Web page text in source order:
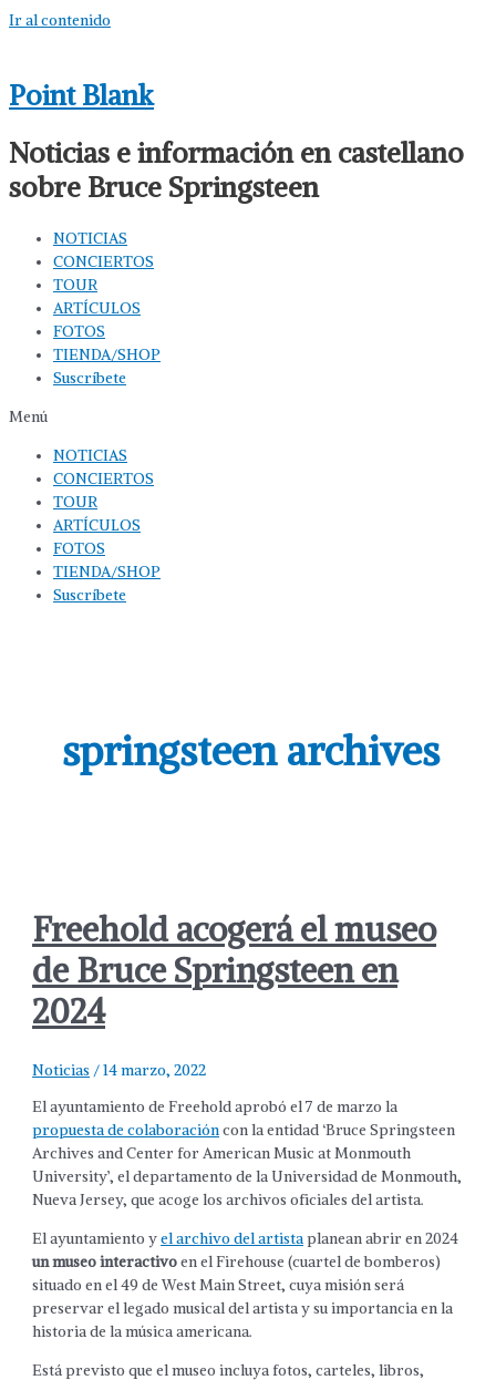
Ir al contenido
Point Blank
Noticias e información en castellano
sobre Bruce Springsteen
NOTICIAS
CONCIERTOS
TOUR
ARTÍCULOS
FOTOS
TIENDA/SHOP
Suscríbete
Menú
NOTICIAS
CONCIERTOS
TOUR
ARTÍCULOS
FOTOS
TIENDA/SHOP
Suscríbete
springsteen archives
Freehold acogerá el museo
de Bruce Springsteen en
2024
Noticias /14 marzo, 2022
El ayuntamiento de Freehold aprobó el 7 de marzo la
propuesta de colaboracióncon la entidad ‘Bruce Springsteen
Archives and Center for American Music at Monmouth
University’, el departamento de la Universidad de Monmouth,
Nueva Jersey, que acoge los archivos oficiales del artista.
El ayuntamiento yel archivo del artistaplanean abrir en 2024
un museo interactivoen el Firehouse (cuartel de bomberos)
situado en el 49 de West Main Street, cuya misión será
preservar el legado musical del artista y su importancia en la
historia de la música americana.
Está previsto que el museo incluya fotos, carteles, libros,